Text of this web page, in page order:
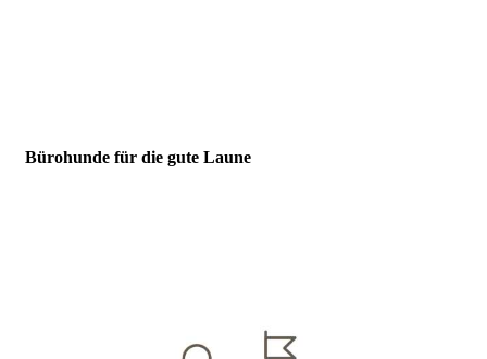
Bürohunde für die gute Laune